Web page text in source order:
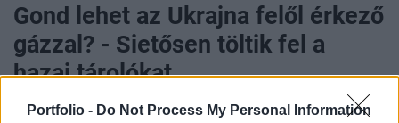
Portfolio - Do Not Process My Personal Information
Gond lehet az Ukrajna felől érkező
gázzal? - Sietősen töltik fel a
hazai tárolókat
Portfolio